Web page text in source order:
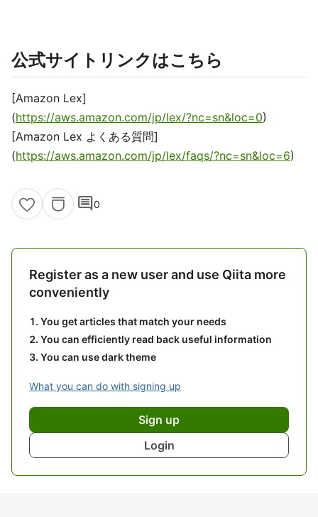
公式サイトリンクはこちら
[Amazon Lex]
(https://aws.amazon.com/jp/lex/?nc=sn&loc=0)
[Amazon Lex よくある質問]
(https://aws.amazon.com/jp/lex/faqs/?nc=sn&loc=6)
comment0
Register as a new user and use Qiita more
conveniently
You get articles that match your needs
You can efficiently read back useful information
You can use dark theme
What you can do with signing up
Sign up
Login